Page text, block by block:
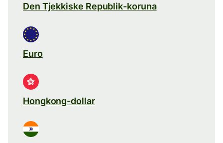
Den Tjekkiske Republik-koruna
Euro
Hongkong-dollar